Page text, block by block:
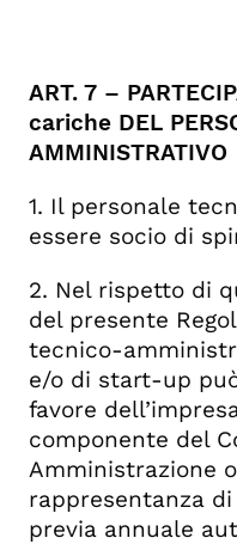
ART. 7 –
cariche DEL
AMMINISTRATIVO
1. Il personale
essere socio di
2. Nel rispetto di
del presente
tecnico-
e/o di start-up
favore
componente del
Amministrazione
rappresentanza
previa annuale